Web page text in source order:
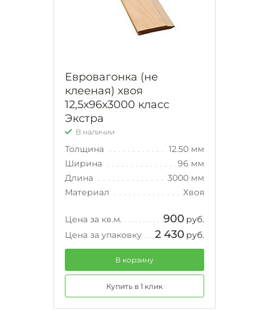
Евровагонка (не
клееная) хвоя
12,5х96х3000 класс
Экстра
В наличии
Толщина
12.50 мм
Ширина
96 мм
Длина
3000 мм
Материал
Хвоя
Цена за кв.м. 900 руб.
Цена за упаковку
2 430 руб.
В корзину
Купить в 1 клик